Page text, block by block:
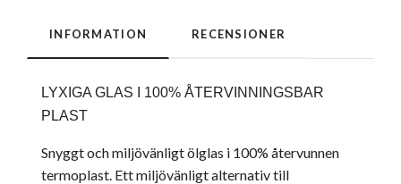
INFORMATION RECENSIONER
LYXIGA GLAS I 100% ÅTERVINNINGSBAR
PLAST
Snyggt och miljövänligt ölglas i 100% återvunnen
termoplast. Ett miljövänligt alternativ till